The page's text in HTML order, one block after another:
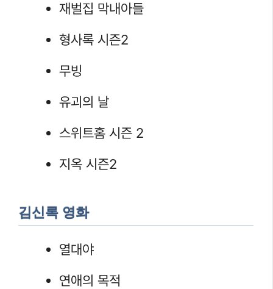
재벌집 막내아들
형사록 시즌2
무빙
유괴의 날
스위트홈 시즌 2
지옥 시즌2
김신록 영화
열대야
연애의 목적